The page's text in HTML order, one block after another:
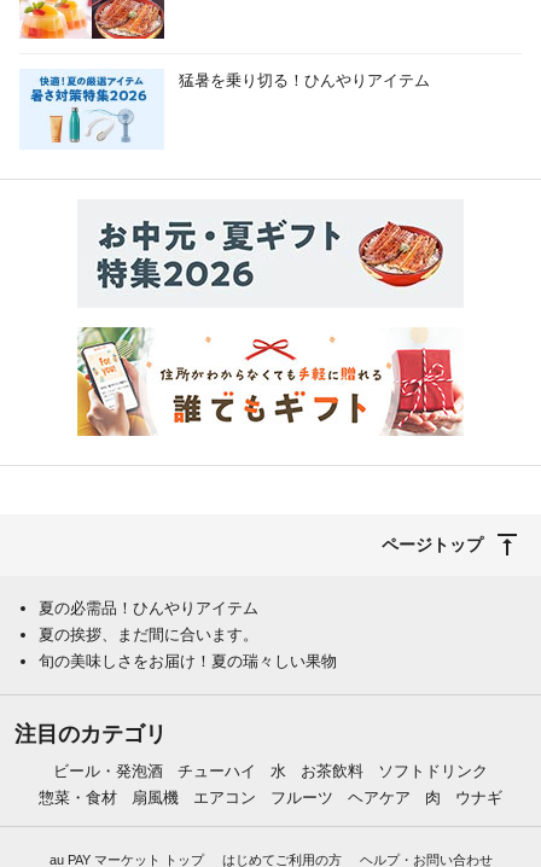
猛暑を乗り切る！ひんやりアイテム
ページトップ
夏の必需品！ひんやりアイテム
夏の挨拶、まだ間に合います。
旬の美味しさをお届け！夏の瑞々しい果物
注目のカテゴリ
ビール・発泡酒 チューハイ 水 お茶飲料
ソフトドリンク
惣菜・食材
扇風機 エアコン フルーツ ヘアケア 肉 ウナギ
au PAY マーケット トップ はじめてご利用の方 ヘルプ・お問い合わせ